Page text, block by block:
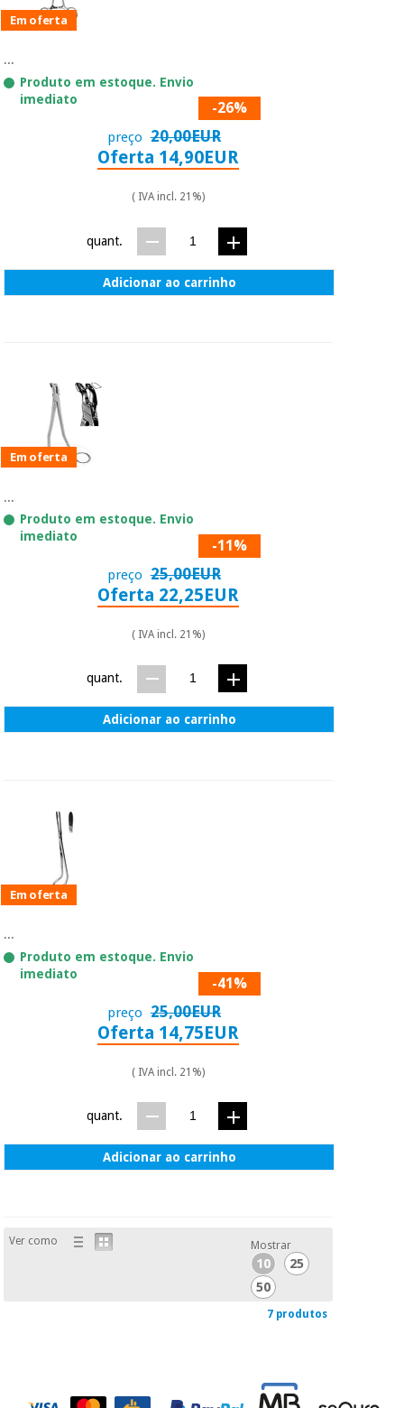
Em oferta
...
Produto em estoque. Envio
imediato
-26%
preço 20,00EUR
Oferta 14,90EUR
( IVA incl. 21%)
quant.
Adicionar ao carrinho
Em oferta
...
Produto em estoque. Envio
imediato
-11%
preço 25,00EUR
Oferta 22,25EUR
( IVA incl. 21%)
quant.
Adicionar ao carrinho
Em oferta
...
Produto em estoque. Envio
imediato
-41%
preço 25,00EUR
Oferta 14,75EUR
( IVA incl. 21%)
quant.
Adicionar ao carrinho
Ver como Mostrar
10
25
50
7 produtos